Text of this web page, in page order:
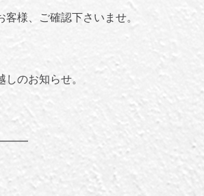
様、ご確認下さいませ。
のお知らせ。